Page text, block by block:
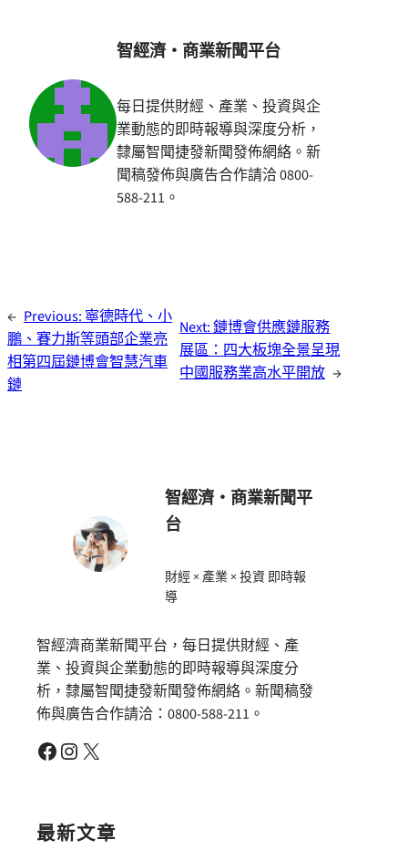
智經濟・商業新聞平台
每日提供財經、產業、投資與企
業動態的即時報導與深度分析，
隸屬智聞捷發新聞發佈網絡。新
聞稿發佈與廣告合作請洽 0800-
588-211。
← Previous: 寧德時代、小
鵬、賽力斯等頭部企業亮
相第四屆鏈博會智慧汽車
鏈
Next:鏈博會供應鏈服務
展區：四大板塊全景呈現
中國服務業高水平開放 →
智經濟・商業新聞平
台
財經 × 產業 × 投資 即時報
導
智經濟商業新聞平台，每日提供財經、產
業、投資與企業動態的即時報導與深度分
析，隸屬智聞捷發新聞發佈網絡。新聞稿發
佈與廣告合作請洽：0800-588-211。
Facebook Instagram X
最新文章